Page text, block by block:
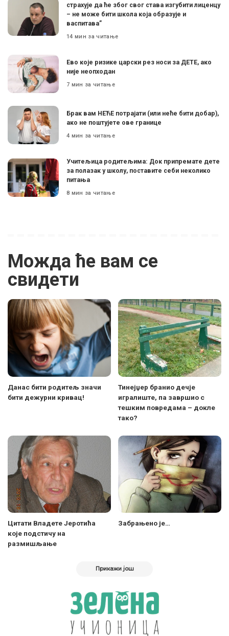
страхује да ће због свог става изгубити лиценцу
– не може бити школа која образује и
васпитава”
14 мин за читање
Ево које ризике царски рез носи за ДЕТЕ, ако
није неопходан
7 мин за читање
Брак вам НЕЋЕ потрајати (или неће бити добар),
ако не поштујете ове границе
4 мин за читање
Учитељица родитељима: Док припремате дете
за полазак у школу, поставите себи неколико
питања
8 мин за читање
Можда ће вам се
свидети
Данас бити родитељ значи
бити дежурни кривац!
Тинејџер бранио дечје
игралиште, па завршио с
тешким повредама – докле
тако?
Цитати Владетe Јеротићa
које подстичу на
размишљање
Забрањено је…
Прикажи још